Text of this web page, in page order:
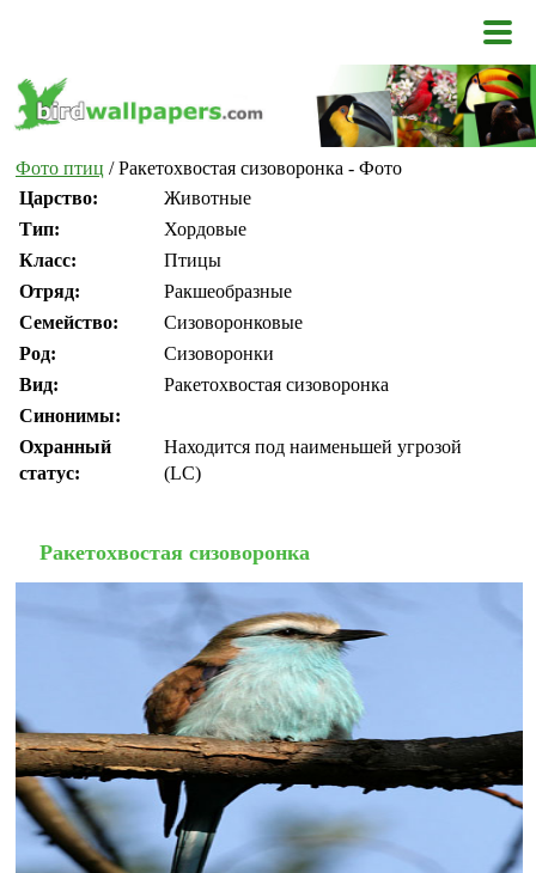
Фото птиц / Ракетохвостая сизоворонка - Фото
Царство:
Животные
Тип:
Хордовые
Класс:
Птицы
Отряд:
Ракшеобразные
Семейство:
Сизоворонковые
Род:
Сизоворонки
Вид:
Ракетохвостая сизоворонка
Синонимы:
Охранный
статус:
Находится под наименьшей угрозой
(LC)
Ракетохвостая сизоворонка